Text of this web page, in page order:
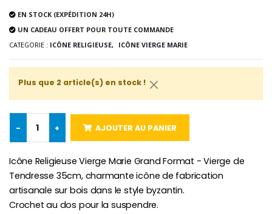
€78.00 €58.50
€9.90
€4.90 €23.00
EN STOCK (EXPÉDITION 24H)
UN CADEAU OFFERT POUR TOUTE COMMANDE
CATEGORIE : ICÔNE RELIGIEUSE, ICÔNE VIERGE MARIE
Plus que 2 article(s) en stock !
- + AJOUTER AU PANIER
Icône Religieuse Vierge Marie Grand Format - Vierge de
Tendresse 35cm, charmante icône de fabrication
artisanale sur bois dans le style byzantin.
Crochet au dos pour la suspendre.